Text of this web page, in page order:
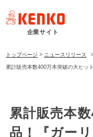
企業サイト
トップページ > ニュースリリース >
累計販売本数400万本突破の大ヒッ
累計販売本
品！『ガー